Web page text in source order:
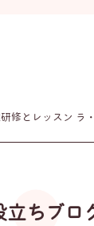
修とレッスン ラ
立ちブロ